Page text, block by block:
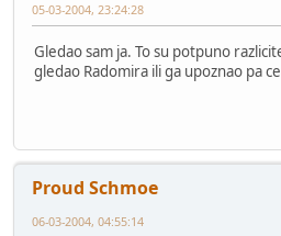
05-03-2004, 23:24:28
Gledao sam ja. To su potpuno
gledao Radomira ili ga upoznao pa
Proud Schmoe
06-03-2004, 04:55:14